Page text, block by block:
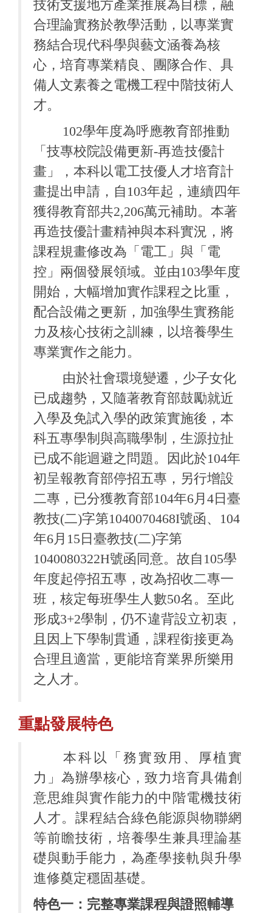
技術支援地方產業推展為目標，融
合理論實務於教學活動，以專業實
務結合現代科學與藝文涵養為核
心，培育專業精良、團隊合作、具
備人文素養之電機工程中階技術人
才。
102學年度為呼應教育部推動
「技專校院設備更新-再造技優計
畫」，本科以電工技優人才培育計
畫提出申請，自103年起，連續四年
獲得教育部共2,206萬元補助。本著
再造技優計畫精神與本科實況，將
課程規畫修改為「電工」與「電
控」兩個發展領域。並由103學年度
開始，大幅增加實作課程之比重，
配合設備之更新，加強學生實務能
力及核心技術之訓練，以培養學生
專業實作之能力。
由於社會環境變遷，少子女化
已成趨勢，又隨著教育部鼓勵就近
入學及免試入學的政策實施後，本
科五專學制與高職學制，生源拉扯
已成不能迴避之問題。因此於104年
初呈報教育部停招五專，另行增設
二專，已分獲教育部104年6月 4 日臺
教技(二)字第1040070468I號函、 104
年6月 15 日臺教技(二)字第
1040080322H號函同意。故自 105學
年度起停招五專，改為招收二專一
班，核定每班學生人數50名。至此
形成3+2學制，仍不違背設立初衷，
且因上下學制貫通，課程銜接更為
合理且適當，更能培育業界所樂用
之人才。
重點發展特色
本科以「務實致用、厚植實
力」為辦學核心，致力培育具備創
意思維與實作能力的中階電機技術
人才。課程結合綠色能源與物聯網
等前瞻技術，培養學生兼具理論基
礎與動手能力，為產學接軌與升學
進修奠定穩固基礎。
特色一：完整專業課程與證照輔導